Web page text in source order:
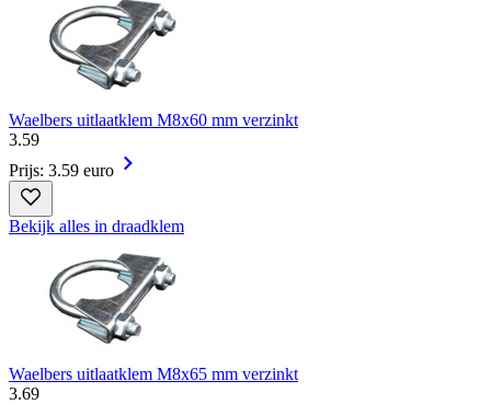
Waelbers uitlaatklem M8x60 mm verzinkt
3.59
Prijs: 3.59 euro
Bekijk alles in draadklem
Waelbers uitlaatklem M8x65 mm verzinkt
3.69